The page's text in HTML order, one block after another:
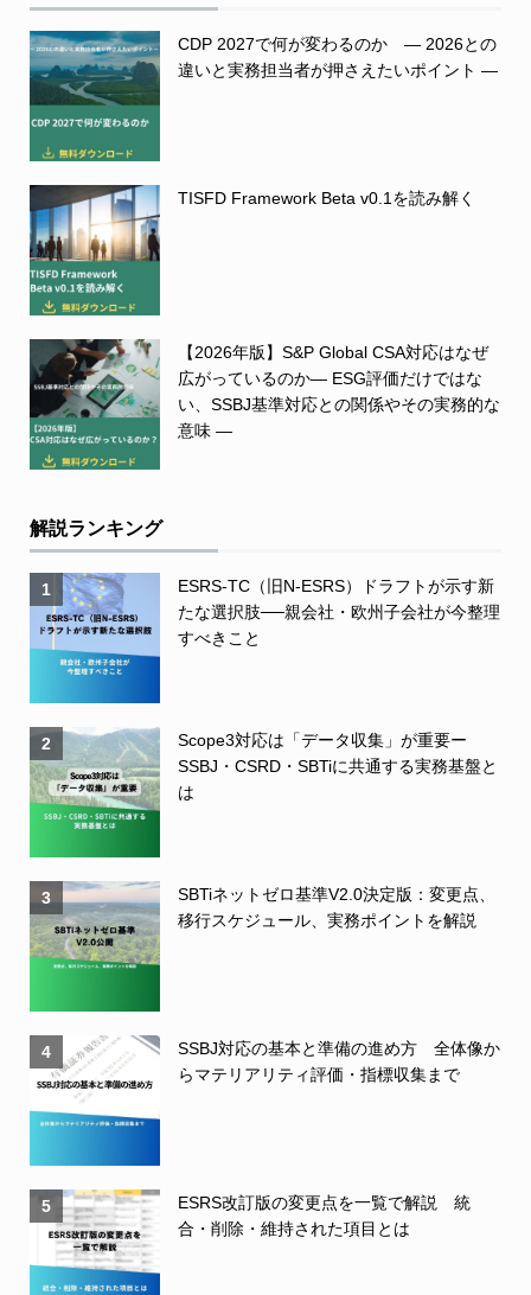
CDP 2027で何が変わるのか ― 2026との
違いと実務担当者が押さえたいポイント ―
TISFD Framework Beta v0.1を読み解く
【2026年版】S&P Global CSA対応はなぜ
広がっているのか― ESG評価だけではな
い、SSBJ基準対応との関係やその実務的な
意味 ―
解説ランキング
1
ESRS-TC（旧N-ESRS）ドラフトが示す新
たな選択肢──親会社・欧州子会社が今整理
すべきこと
2
Scope3対応は「データ収集」が重要ー
SSBJ・CSRD・SBTiに共通する実務基盤と
は
3
SBTiネットゼロ基準V2.0決定版：変更点、
移行スケジュール、実務ポイントを解説
4
SSBJ対応の基本と準備の進め方 全体像か
らマテリアリティ評価・指標収集まで
5
ESRS改訂版の変更点を一覧で解説 統
合・削除・維持された項目とは